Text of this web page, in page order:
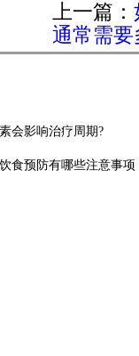
上一篇：
通常需要
会影响治疗周期?
食预防有哪些注意事项